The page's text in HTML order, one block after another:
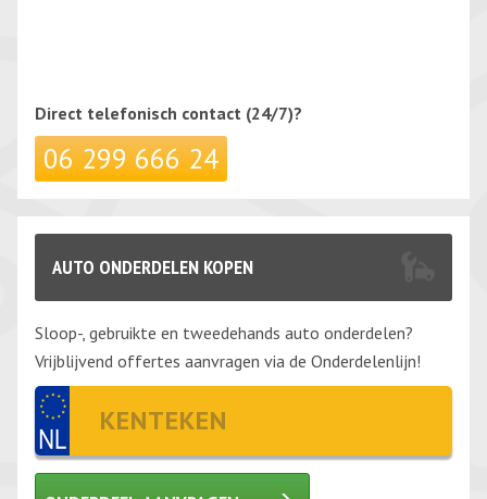
Direct telefonisch contact (24/7)?
06 299 666 24
AUTO ONDERDELEN KOPEN
Sloop-, gebruikte en tweedehands auto onderdelen?
Vrijblijvend offertes aanvragen via de Onderdelenlijn!